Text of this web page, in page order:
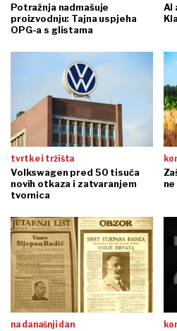
Potražnja nadmašuje
proizvodnju: Tajna uspjeha
OPG-a s glistama
AI
tvrtke i tržišta
Volkswagen pred 50 tisuća
novih otkaza i zatvaranjem
tvornica
na današnji dan